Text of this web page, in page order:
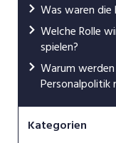
Was waren
Welche Rolle
spielen?
Warum
Personalpolitik
Kategorien